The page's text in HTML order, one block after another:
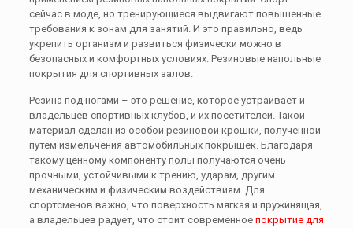
сейчас в моде, но тренирующиеся выдвигают повышенные
требования к зонам для занятий. И это правильно, ведь
укрепить организм и развиться физически можно в
безопасных и комфортных условиях. Резиновые напольные
покрытия для спортивных залов.
Резина под ногами – это решение, которое устраивает и
владельцев спортивных клубов, и их посетителей. Такой
материал сделан из особой резиновой крошки, полученной
путем измельчения автомобильных покрышек. Благодаря
такому ценному компоненту полы получаются очень
прочными, устойчивыми к трению, ударам, другим
механическим и физическим воздействиям. Для
спортсменов важно, что поверхность мягкая и пружинящая,
а владельцев радует, что стоит современное покрытие для